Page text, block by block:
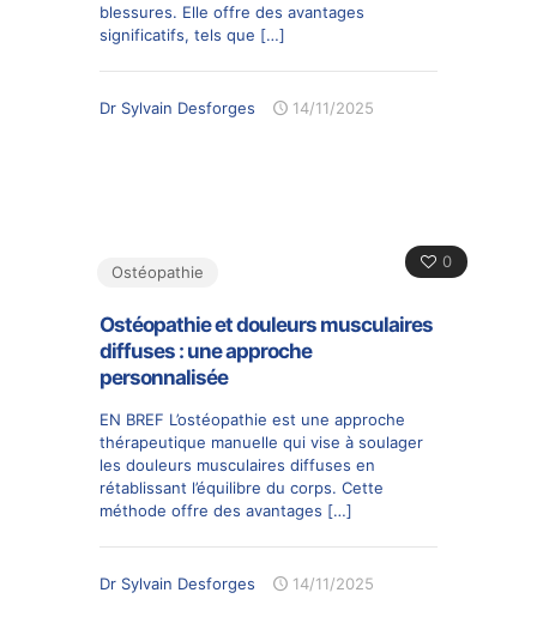
blessures. Elle offre des avantages
significatifs, tels que […]
Dr Sylvain Desforges 14/11/2025
0
Ostéopathie
Ostéopathie et douleurs musculaires
diffuses : une approche
personnalisée
EN BREF L’ostéopathie est une approche
thérapeutique manuelle qui vise à soulager
les douleurs musculaires diffuses en
rétablissant l’équilibre du corps. Cette
méthode offre des avantages […]
Dr Sylvain Desforges 14/11/2025